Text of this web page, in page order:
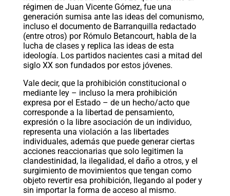
régimen de Juan Vicente Gómez, fue una
generación sumisa ante las ideas del comunismo,
incluso el documento de Barranquilla redactado
(entre otros) por Rómulo Betancourt, habla de la
lucha de clases y replica las ideas de esta
ideología. Los partidos nacientes casi a mitad del
siglo XX son fundados por estos jóvenes.
Vale decir, que la prohibición constitucional o
mediante ley – incluso la mera prohibición
expresa por el Estado – de un hecho/acto que
corresponde a la libertad de pensamiento,
expresión o la libre asociación de un individuo,
representa una violación a las libertades
individuales, además que puede generar ciertas
acciones reaccionarias que solo legitimen la
clandestinidad, la ilegalidad, el daño a otros, y el
surgimiento de movimientos que tengan como
objeto revertir esa prohibición, llegando al poder y
sin importar la forma de acceso al mismo.